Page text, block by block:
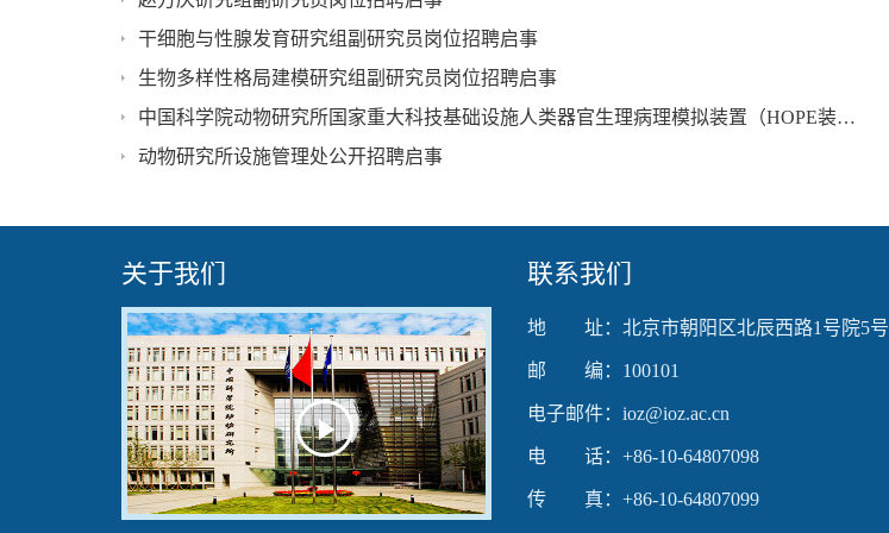
干细胞与性腺发育研究组副研究员岗位招聘启事
生物多样性格局建模研究组副研究员岗位招聘启事
中国科学院动物研究所国家重大科技基础设施人类器官生理病理模拟装置（HOPE装置）副研究员岗位招聘启事
动物研究所设施管理处公开招聘启事
关于我们
Play
Video
联系我们
地 址：北京市朝阳区北辰西路1号院5号
邮 编：100101
电子邮件：ioz@ioz.ac.cn
电 话：+86-10-64807098
传 真：+86-10-64807099